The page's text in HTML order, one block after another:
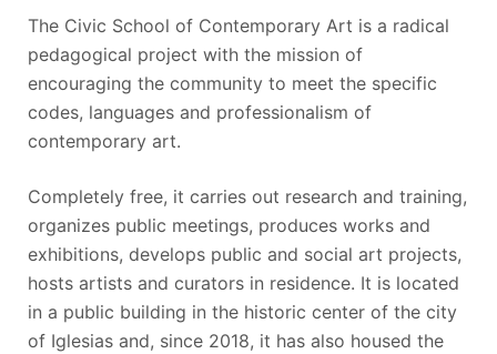
The Civic School of Contemporary Art is a radical
pedagogical project with the mission of
encouraging the community to meet the specific
codes, languages and professionalism of
contemporary art.
Completely free, it carries out research and training,
organizes public meetings, produces works and
exhibitions, develops public and social art projects,
hosts artists and curators in residence. It is located
in a public building in the historic center of the city
of Iglesias and, since 2018, it has also housed the